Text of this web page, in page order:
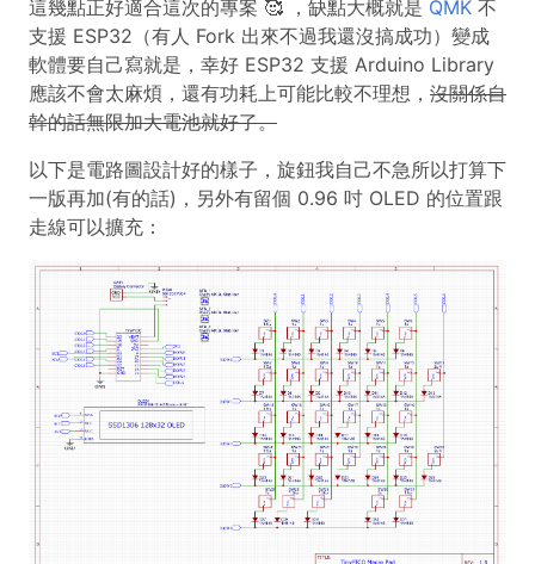
這幾點正好適合這次的專案 🥰 ，缺點大概就是 QMK 不
支援 ESP32（有人 Fork 出來不過我還沒搞成功）變成
軟體要自己寫就是，幸好 ESP32 支援 Arduino Library
應該不會太麻煩，還有功耗上可能比較不理想， 沒關係自
幹的話無限加大電池就好了。
以下是電路圖設計好的樣子，旋鈕我自己不急所以打算下
一版再加(有的話)，另外有留個 0.96 吋 OLED 的位置跟
走線可以擴充：